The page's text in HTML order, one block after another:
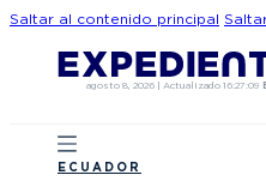
Saltar al contenido principal
agosto 8, 2026 | Actualizado 16:27:09
ECUADOR